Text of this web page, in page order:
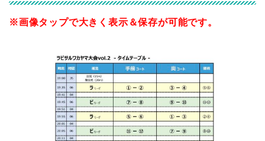
※画像タップで大きく表示＆保存が可能です。